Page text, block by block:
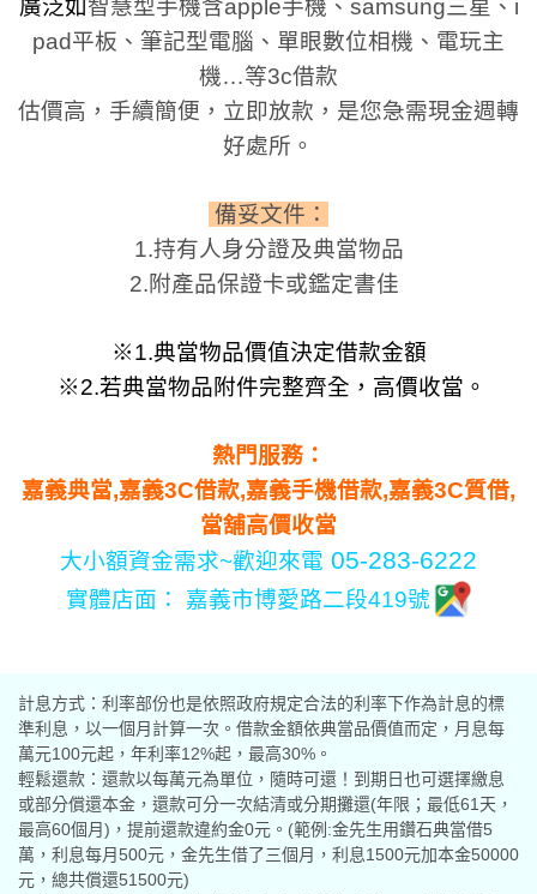
廣泛如智慧型手機含apple手機、samsung三星、i
pad平板、 筆記型電腦、單眼數位相機、電玩主
機…等3c借款
估價高，手續簡便，立即放款，是您急需現金週轉
好處所。
備妥文件：
1.持有人身分證及典當物品
2.附產品保證卡或鑑定書佳
※1.典當物品價值決定借款金額
※2.若典當物品附件完整齊全，高價收當。
熱門服務：
嘉義典當,嘉義3C借款,嘉義手機借款,嘉義3C質借,
當舖高價收當
大小額資金需求~歡迎來電 05-283-6222
實體店面： 嘉義市博愛路二段419號
計息方式：利率部份也是依照政府規定合法的利率下作為計息的標
準利息，以一個月計算一次。借款金額依典當品價值而定，月息每
萬元100元起，年利率12%起，最高30%。
輕鬆還款：還款以每萬元為單位，隨時可還！到期日也可選擇繳息
或部分償還本金，還款可分一次結清或分期攤還(年限；最低61天，
最高60個月)，提前還款違約金0元。(範例:金先生用鑽石典當借5
萬，利息每月500元，金先生借了三個月，利息1500元加本金50000
元，總共償還51500元)